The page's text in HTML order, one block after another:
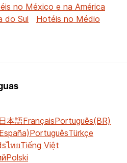
no México e na América
do Sul
Hotéis no Médio
日本語FrançaisPortuguês(BR)
PortuguêsTürkçe
ไทยTiếng Việt
Polski